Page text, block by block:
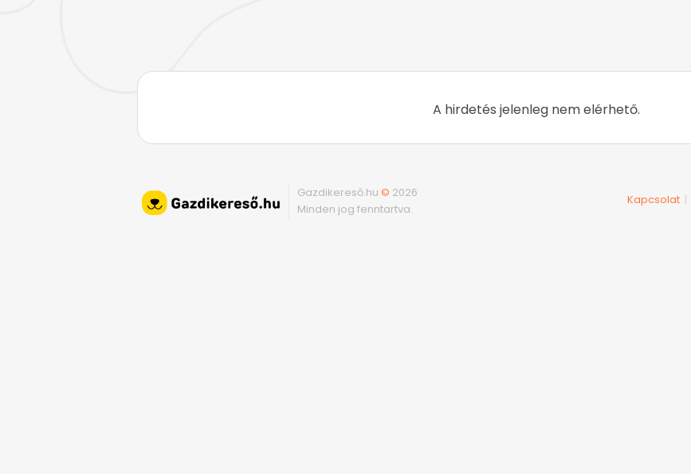
A hirdetés jelenleg nem elérhető.
Gazdikereső.hu © 2026
Minden jog fenntartva.
Kapcsolat